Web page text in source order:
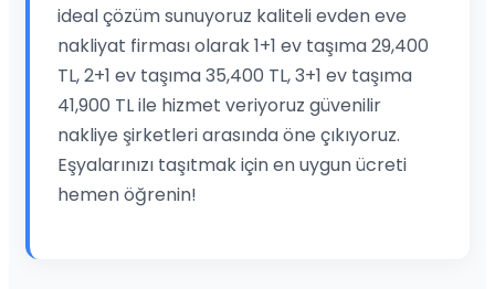
ideal çözüm sunuyoruz kaliteli evden eve
nakliyat firması olarak 1+1 ev taşıma 29,400
TL, 2+1 ev taşıma 35,400 TL, 3+1 ev taşıma
41,900 TL ile hizmet veriyoruz güvenilir
nakliye şirketleri arasında öne çıkıyoruz.
Eşyalarınızı taşıtmak için en uygun ücreti
hemen öğrenin!